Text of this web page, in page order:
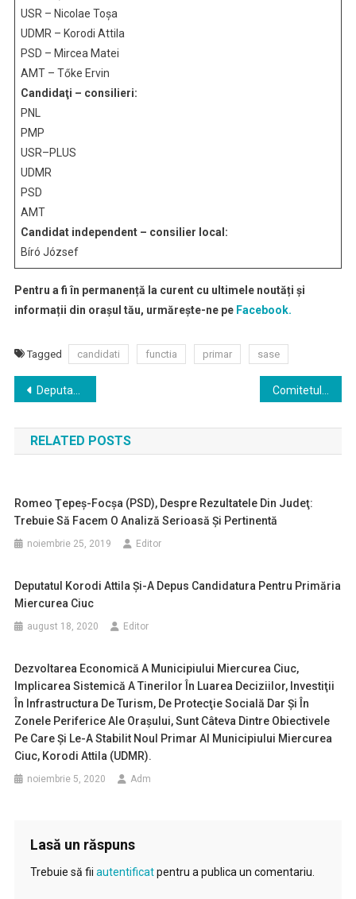
USR – Nicolae Toşa
UDMR – Korodi Attila
PSD – Mircea Matei
AMT – Tőke Ervin
Candidaţi – consilieri:
PNL
PMP
USR–PLUS
UDMR
PSD
AMT
Candidat independent – consilier local:
Bíró József
Pentru a fi în permanență la curent cu ultimele noutăți și
informații din orașul tău, urmărește-ne peFacebook.
Tagged candidati functia primar sase
Navigare
în
articole
Deputatul Korodi Attila şi-a depus candidatura pentru Primăria Miercurea Ciuc
RELATED POSTS
Romeo Ţepeş-Focşa (PSD), Despre Rezultatele Din Judeţ:
Trebuie Să Facem O Analiză Serioasă Şi Pertinentă
noiembrie 25, 2019 Editor
Deputatul Korodi Attila Şi-A Depus Candidatura Pentru Primăria
Miercurea Ciuc
august 18, 2020 Editor
Dezvoltarea Economică A Municipiului Miercurea Ciuc,
Implicarea Sistemică A Tinerilor În Luarea Deciziilor, Investiţii
În Infrastructura De Turism, De Protecţie Socială Dar Şi În
Zonele Periferice Ale Oraşului, Sunt Câteva Dintre Obiectivele
Pe Care Şi Le-A Stabilit Noul Primar Al Municipiului Miercurea
Ciuc, Korodi Attila (UDMR).
noiembrie 5, 2020 Adm
Lasă un răspuns
Trebuie să fii autentificatpentru a publica un comentariu.